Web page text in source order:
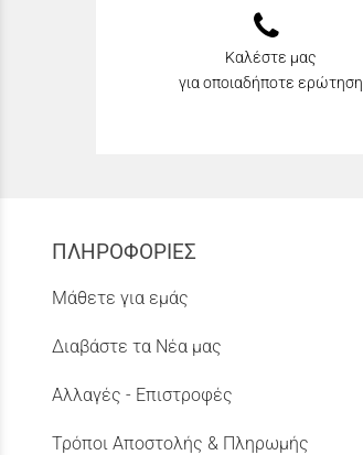
Καλέστε μας
για οποιαδήποτε ερώτηση
ΠΛΗΡΟΦΟΡΙΕΣ
Μάθετε για εμάς
Διαβάστε τα Νέα μας
Αλλαγές - Επιστροφές
Τρόποι Αποστολής & Πληρωμής